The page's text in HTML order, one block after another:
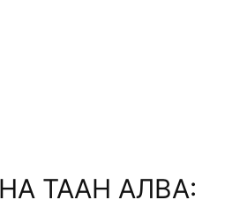
ТААН АЛВА: